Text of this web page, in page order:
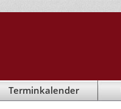
Terminkalender